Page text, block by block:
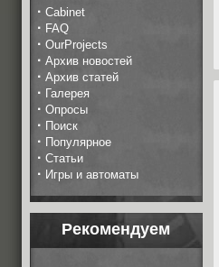
· Cabinet
· FAQ
· OurProjects
· Архив новостей
· Архив статей
· Галерея
· Опросы
· Поиск
· Популярное
· Статьи
· Игры и автоматы
Рекомендуем